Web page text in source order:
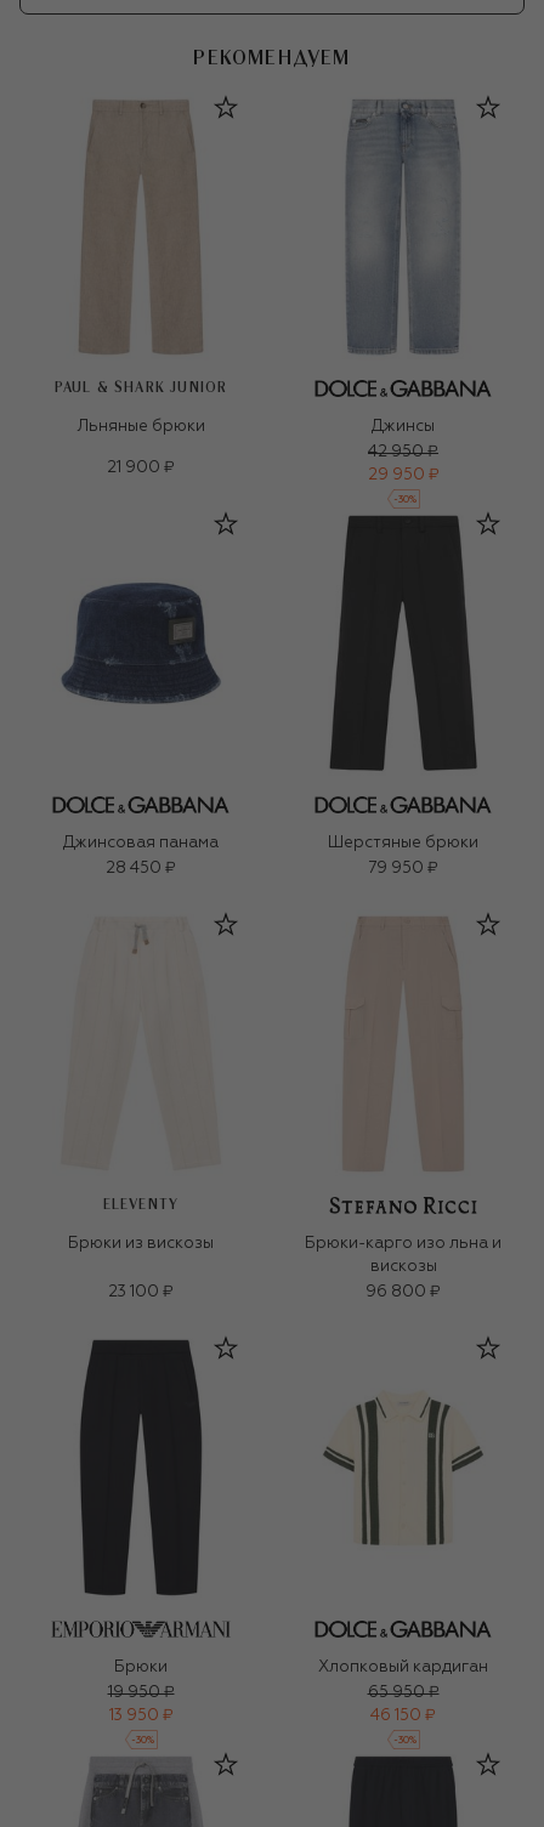
РЕКОМЕНДУЕМ
PAUL & SHARK JUNIOR
Льняные брюки
21 900 ₽
Джинсы
42 950 ₽
29 950 ₽
-30%
Джинсовая панама
28 450 ₽
Шерстяные брюки
79 950 ₽
ELEVENTY
Брюки из вискозы
23 100 ₽
Брюки-карго изо льна и
вискозы
96 800 ₽
Брюки
19 950 ₽
13 950 ₽
-30%
Хлопковый кардиган
65 950 ₽
46 150 ₽
-30%